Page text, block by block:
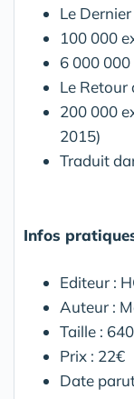
Le
100 000
6 000 000
Le Retour
200 000
2015)
Traduit
Infos
Editeur :
Auteur :
Taille :
Prix : 22€
Date